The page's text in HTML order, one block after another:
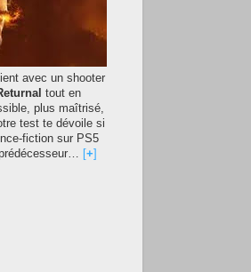
avec un shooter
tout en
plus maîtrisé,
test te dévoile si
fiction sur PS5
+